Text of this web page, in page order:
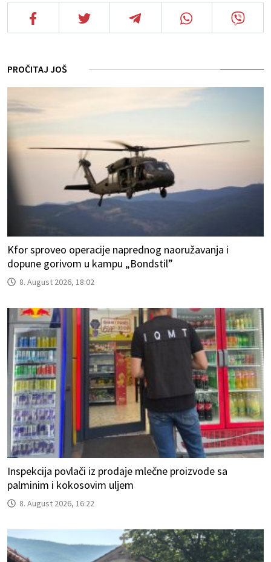
PROČITAJ JOŠ
Kfor sproveo operacije naprednog naoružavanja i
dopune gorivom u kampu „Bondstil”
8. August 2026, 18:02
Inspekcija povlači iz prodaje mlečne proizvode sa
palminim i kokosovim uljem
8. August 2026, 16:22